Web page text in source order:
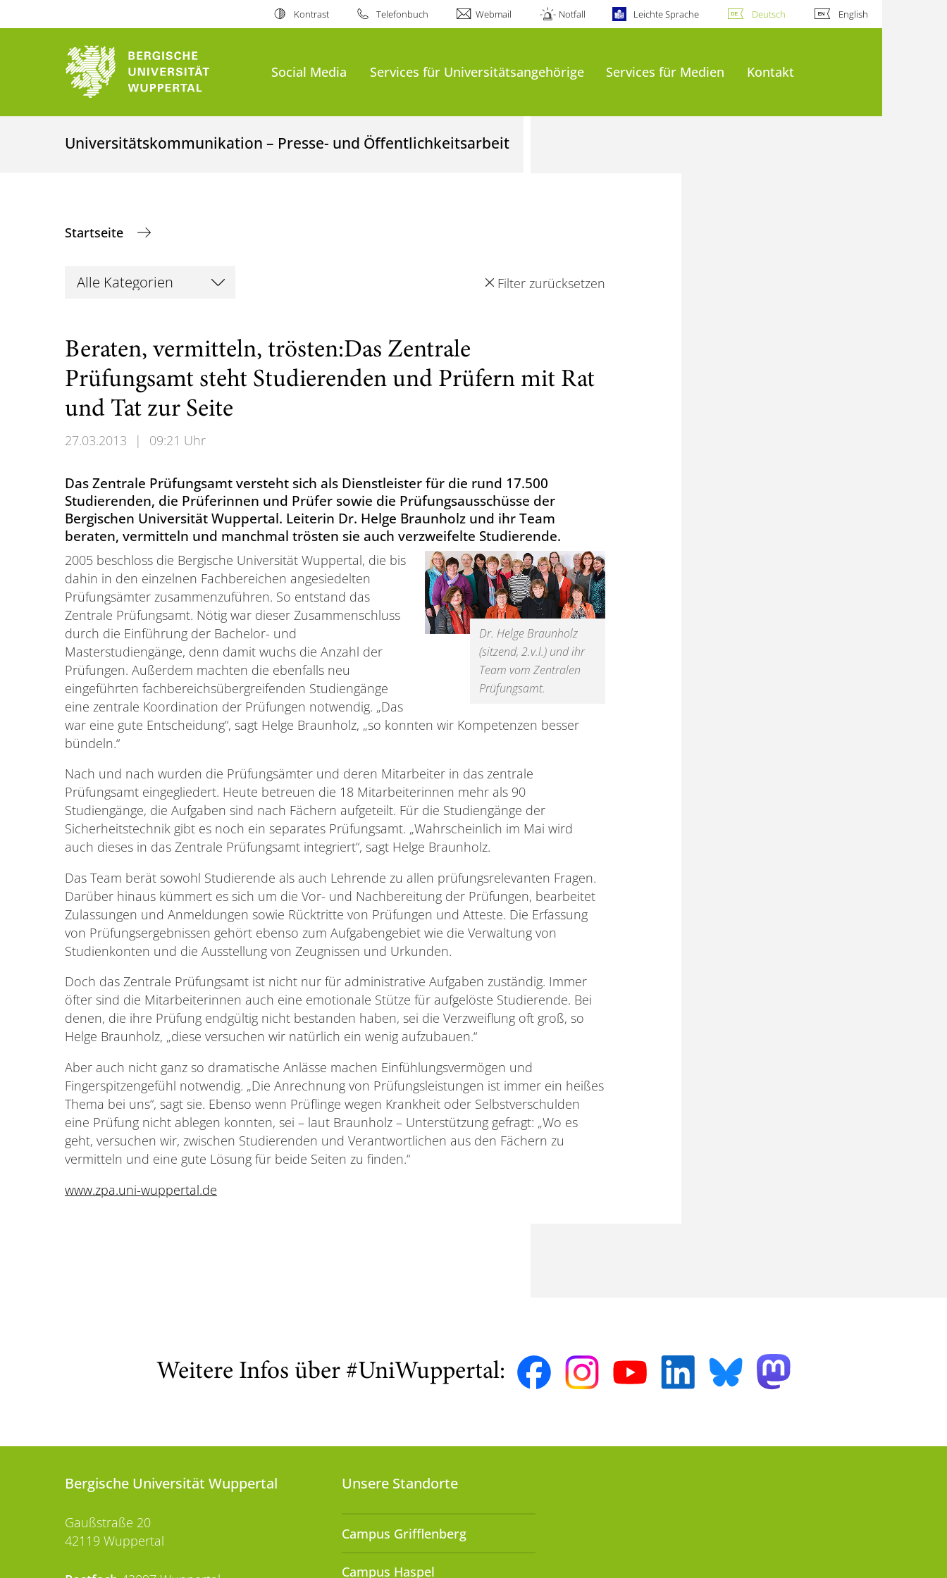
Kontrast Telefonbuch Webmail Notfall Leichte Sprache Deutsch English
Social Media Services für Universitätsangehörige Services für Medien Kontakt
Universitätskommunikation – Presse- und Öffentlichkeitsarbeit
Startseite
Filter zurücksetzen
Beraten, vermitteln, trösten:Das Zentrale
Prüfungsamt steht Studierenden und Prüfern mit Rat
und Tat zur Seite
27.03.2013 | 09:21 Uhr
Das Zentrale Prüfungsamt versteht sich als Dienstleister für die rund 17.500
Studierenden, die Prüferinnen und Prüfer sowie die Prüfungsausschüsse der
Bergischen Universität Wuppertal. Leiterin Dr. Helge Braunholz und ihr Team
beraten, vermitteln und manchmal trösten sie auch verzweifelte Studierende.
Dr. Helge Braunholz
(sitzend, 2.v.l.) und ihr
Team vom Zentralen
Prüfungsamt.
2005 beschloss die Bergische Universität Wuppertal, die bis
dahin in den einzelnen Fachbereichen angesiedelten
Prüfungsämter zusammenzuführen. So entstand das
Zentrale Prüfungsamt. Nötig war dieser Zusammenschluss
durch die Einführung der Bachelor- und
Masterstudiengänge, denn damit wuchs die Anzahl der
Prüfungen. Außerdem machten die ebenfalls neu
eingeführten fachbereichsübergreifenden Studiengänge
eine zentrale Koordination der Prüfungen notwendig. „Das
war eine gute Entscheidung“, sagt Helge Braunholz, „so konnten wir Kompetenzen besser
bündeln.“
Nach und nach wurden die Prüfungsämter und deren Mitarbeiter in das zentrale
Prüfungsamt eingegliedert. Heute betreuen die 18 Mitarbeiterinnen mehr als 90
Studiengänge, die Aufgaben sind nach Fächern aufgeteilt. Für die Studiengänge der
Sicherheitstechnik gibt es noch ein separates Prüfungsamt. „Wahrscheinlich im Mai wird
auch dieses in das Zentrale Prüfungsamt integriert“, sagt Helge Braunholz.
Das Team berät sowohl Studierende als auch Lehrende zu allen prüfungsrelevanten Fragen.
Darüber hinaus kümmert es sich um die Vor- und Nachbereitung der Prüfungen, bearbeitet
Zulassungen und Anmeldungen sowie Rücktritte von Prüfungen und Atteste. Die Erfassung
von Prüfungsergebnissen gehört ebenso zum Aufgabengebiet wie die Verwaltung von
Studienkonten und die Ausstellung von Zeugnissen und Urkunden.
Doch das Zentrale Prüfungsamt ist nicht nur für administrative Aufgaben zuständig. Immer
öfter sind die Mitarbeiterinnen auch eine emotionale Stütze für aufgelöste Studierende. Bei
denen, die ihre Prüfung endgültig nicht bestanden haben, sei die Verzweiflung oft groß, so
Helge Braunholz, „diese versuchen wir natürlich ein wenig aufzubauen.“
Aber auch nicht ganz so dramatische Anlässe machen Einfühlungsvermögen und
Fingerspitzengefühl notwendig. „Die Anrechnung von Prüfungsleistungen ist immer ein heißes
Thema bei uns“, sagt sie. Ebenso wenn Prüflinge wegen Krankheit oder Selbstverschulden
eine Prüfung nicht ablegen konnten, sei – laut Braunholz – Unterstützung gefragt: „Wo es
geht, versuchen wir, zwischen Studierenden und Verantwortlichen aus den Fächern zu
vermitteln und eine gute Lösung für beide Seiten zu finden.“
www.zpa.uni-wuppertal.de
Weitere Infos über #UniWuppertal:
Bergische Universität Wuppertal
Gaußstraße 20
42119 Wuppertal
Unsere Standorte
Campus Grifflenberg
Campus Haspel